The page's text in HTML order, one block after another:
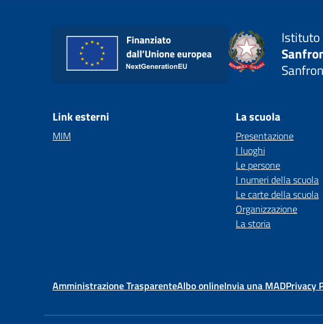
Istituto
Link esterni
MIM
La scuola
Presentazione
I luoghi
Le persone
I numeri della scuola
Le carte della scuola
Organizzazione
La storia
Amministrazione TrasparenteAlbo onlineInvia una MADPrivacy